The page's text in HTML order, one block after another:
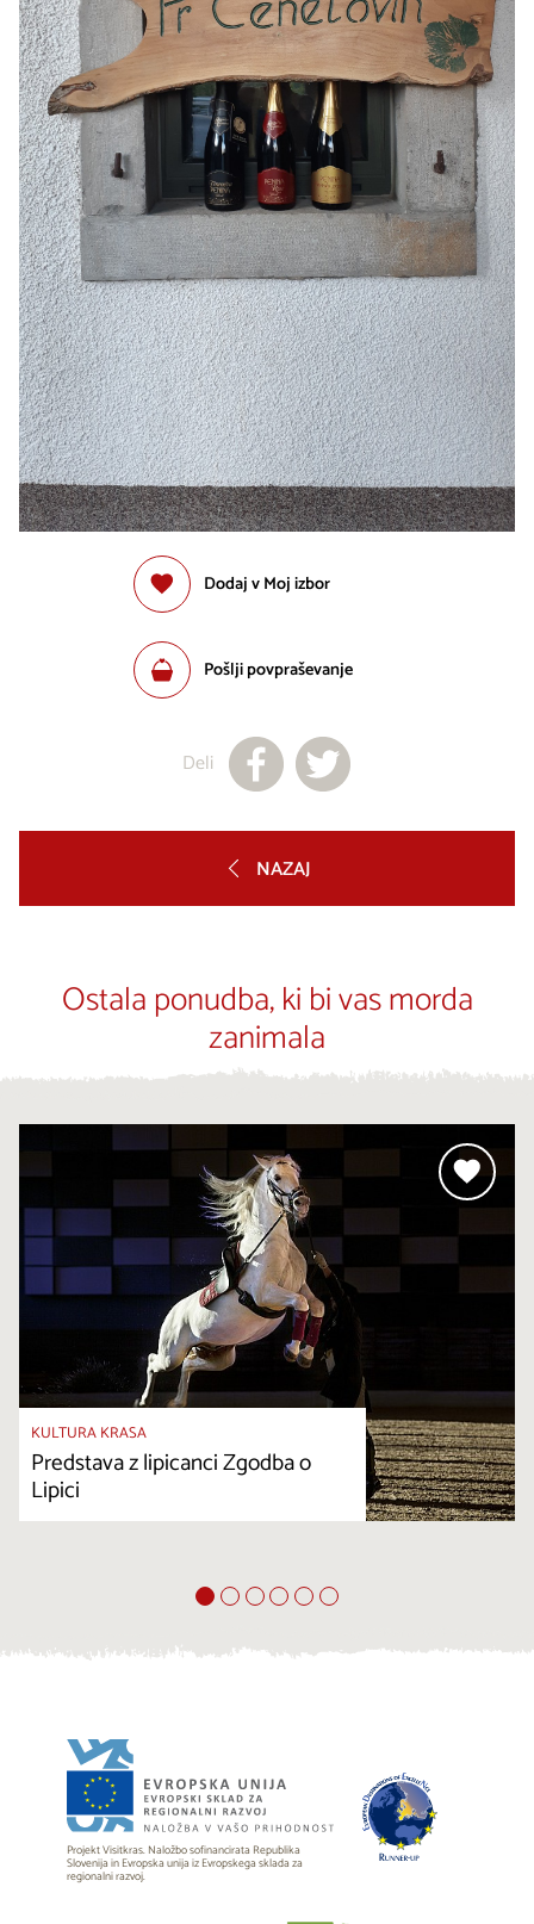
Dodaj v Moj izbor
Pošlji povpraševanje
Deli
NAZAJ
Ostala ponudba, ki bi vas morda
zanimala
KULTURA KRASA
Predstava z lipicanci Zgodba o
Lipici
Projekt Visitkras. Naložbo sofinancirata Republika
Slovenija in Evropska unija iz Evropskega sklada za
regionalni razvoj.